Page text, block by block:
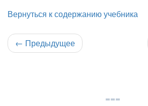
Вернуться к содержанию учебника
← Предыдущее